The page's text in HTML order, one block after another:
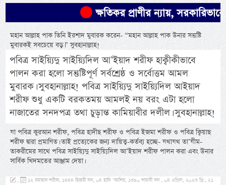
ক্ষতিকর প্রাণীর ন্যায়,
মহান আল্লাহ পাক তিনি ইরশাদ মুবারক করেন- “মহান আল্লাহ পাক উনার সন্তুষ্টি
মুবারকই সবচেয়ে বড়।” সুবহানাল্লাহ!
পবিত্র সাইয়্যিদু সাইয়্যিদিল আ’ইয়াদ শরীফ হাক্বীকীভাবে
পালন করা হলো সন্তুষ্টিপূর্ণ সর্বশ্রেষ্ঠ ও সর্বোত্তম আমল
মুবারক। সুবহানাল্লাহ! পবিত্র সাইয়্যিদু সাইয়্যিদিল আইয়াদ
শরীফ শুধু একটি বরকতময় আমলই নয় বরং এটা হলো
নাজাতের সনদপত্র তথা চুড়ান্ত কামিয়াবীর দলীল। সুবহানাল্লাহ!
যা পবিত্র কুরআন শরীফ, পবিত্র হাদীছ শরীফ ও পবিত্র ইজমা শরীফ ও পবিত্র ক্বিয়াছ
শরীফ দ্বারা প্রমাণিত। তাই প্রত্যেকের জন্য দায়িত্ব-কর্তব্য হচ্ছে- যথাযথ তা’যীম-
তাকরীমের সাথে পবিত্র সাইয়্যিদু সাইয়্যিদিল আ’ইয়াদ শরীফ পালন করা এবং উনার
সার্বিক খিদমতের আঞ্জাম দেয়া।
,
১২ রমাদ্বান শরীফ, ১৪৪৪ হিজরী সন, ০৪ হাদি ‘আশির, ১৩৯০ শামসী সন , ০৪ এপ্রিল, ২০২৩ খ্রি:, ২১